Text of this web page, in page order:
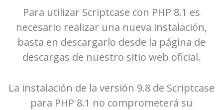
Para utilizar Scriptcase con PHP 8.1 es
necesario realizar una nueva instalación,
basta en descargarlo desde la página de
descargas de nuestro sitio web oficial.
La instalación de la versión 9.8 de Scriptcase
para PHP 8.1 no comprometerá su